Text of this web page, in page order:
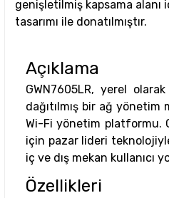
genişletilmiş kapsama
tasarımı ile donatılmıştır.
Açıklama
GWN7605LR, yerel
dağıtılmış bir ağ
Wi-Fi yönetim platformu.
için pazar lideri
iç ve dış mekan
Özellikleri